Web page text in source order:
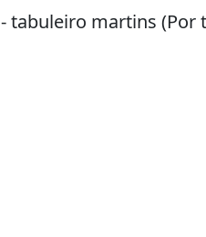
- tabuleiro martins (Por